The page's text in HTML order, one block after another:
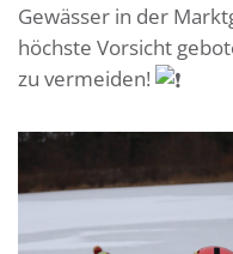
Gewässer in der
höchste Vorsicht
zu vermeiden!